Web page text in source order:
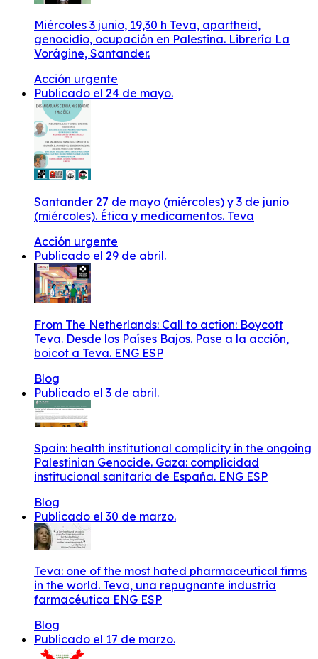
Miércoles 3 junio, 19,30 h Teva, apartheid,
genocidio, ocupación en Palestina. Librería La
Vorágine, Santander.
Acción urgente
Publicado el 24 de mayo.
Santander 27 de mayo (miércoles) y 3 de junio
(miércoles). Ética y medicamentos. Teva
Acción urgente
Publicado el 29 de abril.
From The Netherlands: Call to action: Boycott
Teva. Desde los Países Bajos. Pase a la acción,
boicot a Teva. ENG ESP
Blog
Publicado el 3 de abril.
Spain: health institutional complicity in the ongoing
Palestinian Genocide. Gaza: complicidad
institucional sanitaria de España. ENG ESP
Blog
Publicado el 30 de marzo.
Teva: one of the most hated pharmaceutical firms
in the world. Teva, una repugnante industria
farmacéutica ENG ESP
Blog
Publicado el 17 de marzo.